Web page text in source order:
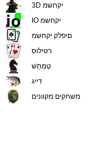
3D יקחשמ
IO יקחשמ
םיפלק יקחשמ
רטילוס
טָמְחַׁש
דייג
משחקים מקוונים